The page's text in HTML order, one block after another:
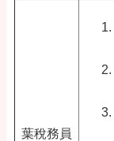
葉稅務員